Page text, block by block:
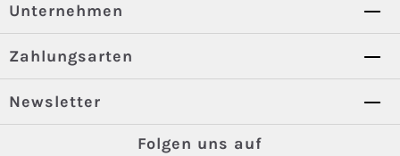
Unternehmen
Zahlungsarten
Newsletter
Folgen uns auf